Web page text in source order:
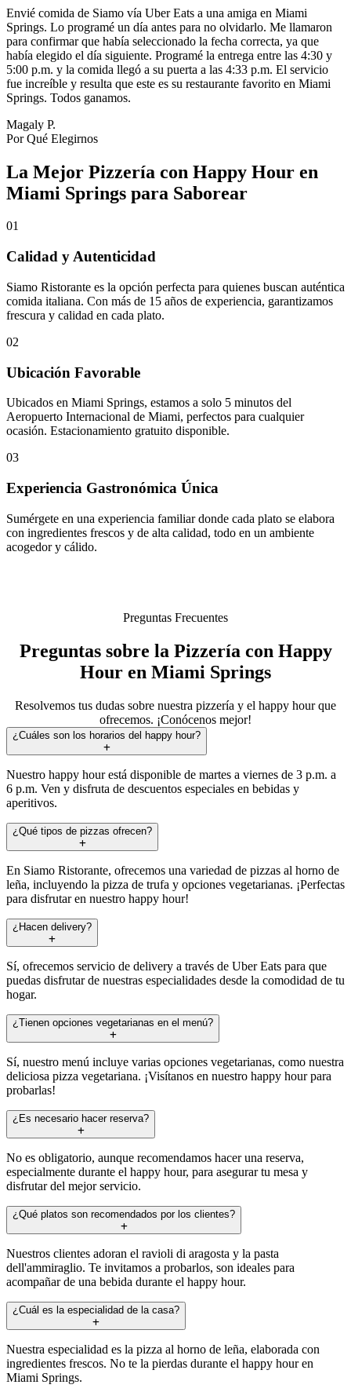
Envié comida de Siamo vía Uber Eats a una amiga en Miami
Springs. Lo programé un día antes para no olvidarlo. Me llamaron
para confirmar que había seleccionado la fecha correcta, ya que
había elegido el día siguiente. Programé la entrega entre las 4:30 y
5:00 p.m. y la comida llegó a su puerta a las 4:33 p.m. El servicio
fue increíble y resulta que este es su restaurante favorito en Miami
Springs. Todos ganamos.
Magaly P.
Por Qué Elegirnos
La Mejor Pizzería con Happy Hour en
Miami Springs para Saborear
01
Calidad y Autenticidad
Siamo Ristorante es la opción perfecta para quienes buscan auténtica
comida italiana. Con más de 15 años de experiencia, garantizamos
frescura y calidad en cada plato.
02
Ubicación Favorable
Ubicados en Miami Springs, estamos a solo 5 minutos del
Aeropuerto Internacional de Miami, perfectos para cualquier
ocasión. Estacionamiento gratuito disponible.
03
Experiencia Gastronómica Única
Sumérgete en una experiencia familiar donde cada plato se elabora
con ingredientes frescos y de alta calidad, todo en un ambiente
acogedor y cálido.
Preguntas Frecuentes
Preguntas sobre la Pizzería con Happy
Hour en Miami Springs
Resolvemos tus dudas sobre nuestra pizzería y el happy hour que
ofrecemos. ¡Conócenos mejor!
¿Cuáles son los horarios del happy hour?
Nuestro happy hour está disponible de martes a viernes de 3 p.m. a
6 p.m. Ven y disfruta de descuentos especiales en bebidas y
aperitivos.
¿Qué tipos de pizzas ofrecen?
En Siamo Ristorante, ofrecemos una variedad de pizzas al horno de
leña, incluyendo la pizza de trufa y opciones vegetarianas. ¡Perfectas
para disfrutar en nuestro happy hour!
¿Hacen delivery?
Sí, ofrecemos servicio de delivery a través de Uber Eats para que
puedas disfrutar de nuestras especialidades desde la comodidad de tu
hogar.
¿Tienen opciones vegetarianas en el menú?
Sí, nuestro menú incluye varias opciones vegetarianas, como nuestra
deliciosa pizza vegetariana. ¡Visítanos en nuestro happy hour para
probarlas!
¿Es necesario hacer reserva?
No es obligatorio, aunque recomendamos hacer una reserva,
especialmente durante el happy hour, para asegurar tu mesa y
disfrutar del mejor servicio.
¿Qué platos son recomendados por los clientes?
Nuestros clientes adoran el ravioli di aragosta y la pasta
dell'ammiraglio. Te invitamos a probarlos, son ideales para
acompañar de una bebida durante el happy hour.
¿Cuál es la especialidad de la casa?
Nuestra especialidad es la pizza al horno de leña, elaborada con
ingredientes frescos. No te la pierdas durante el happy hour en
Miami Springs.